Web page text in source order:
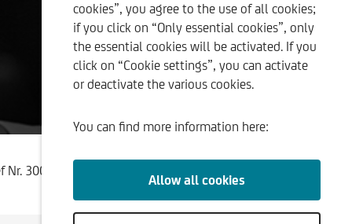
300, August 2016
cookies”, you agree to the use of all cookies;
if you click on “Only essential cookies”, only
the essential cookies will be activated. If you
click on “Cookie settings”, you can activate
or deactivate the various cookies.
You can find more information here:
Allow all cookies